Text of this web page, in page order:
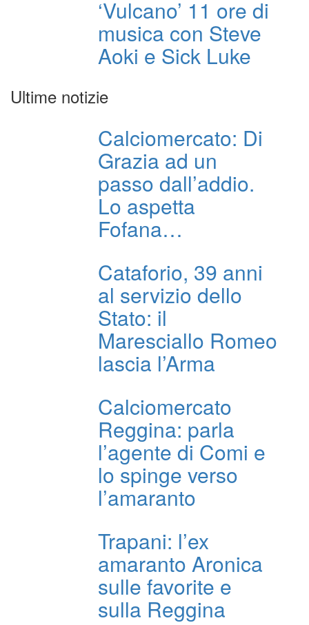
‘Vulcano’ 11 ore di
musica con Steve
Aoki e Sick Luke
Ultime notizie
Calciomercato: Di
Grazia ad un
passo dall’addio.
Lo aspetta
Fofana…
Cataforio, 39 anni
al servizio dello
Stato: il
Maresciallo Romeo
lascia l’Arma
Calciomercato
Reggina: parla
l’agente di Comi e
lo spinge verso
l’amaranto
Trapani: l’ex
amaranto Aronica
sulle favorite e
sulla Reggina